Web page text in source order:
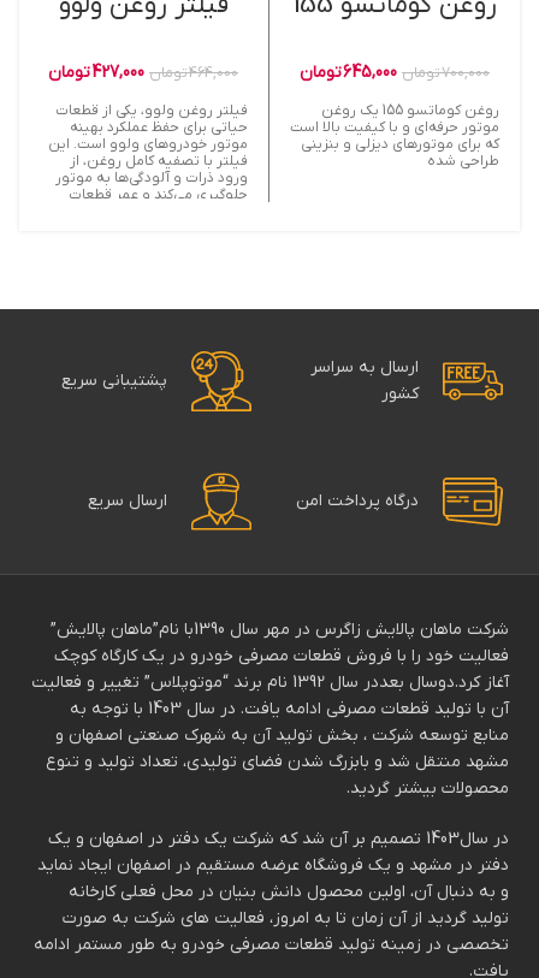
700,000تومان 645,000تومان
روغن کوماتسو 155 یک روغن
موتور حرفه‌ای و با کیفیت بالا است
که برای موتورهای دیزلی و بنزینی
طراحی شده
464,000تومان 427,000تومان
فیلتر روغن ولوو، یکی از قطعات
حیاتی برای حفظ عملکرد بهینه
موتور خودروهای ولوو است. این
فیلتر با تصفیه کامل روغن، از
ورود ذرات و آلودگی‌ها به موتور
جلوگیری می‌کند و عمر قطعات
معتبر، بهترین راه برای حفظ سلامت
ارسال به سراسر
کشور
پشتیبانی سریع
درگاه پرداخت امن ارسال سریع
شرکت ماهان پالایش زاگرس در مهر سال 1390با نام”ماهان پالایش”
فعالیت خود را با فروش قطعات مصرفی خودرو در یک کارگاه کوچک
آغاز کرد.دوسال بعددر سال 1392 نام برند “موتوپلاس” تغییر و فعالیت
آن با تولید قطعات مصرفی ادامه یافت. در سال 1403 با توجه به
منابع توسعه شرکت ، بخش تولید آن به شهرک صنعتی اصفهان و
مشهد منتقل شد و بابزرگ شدن فضای تولیدی، تعداد تولید و تنوع
محصولات بیشتر گردید.
در سال1403 تصمیم بر آن شد که شرکت یک دفتر در اصفهان و یک
دفتر در مشهد و یک فروشگاه عرضه مستقیم در اصفهان ایجاد نماید
و به دنبال آن، اولین محصول دانش بنیان در محل فعلی کارخانه
تولید گردید از آن زمان تا به امروز، فعالیت های شرکت به صورت
تخصصی در زمینه تولید قطعات مصرفی خودرو به طور مستمر ادامه
یافت.